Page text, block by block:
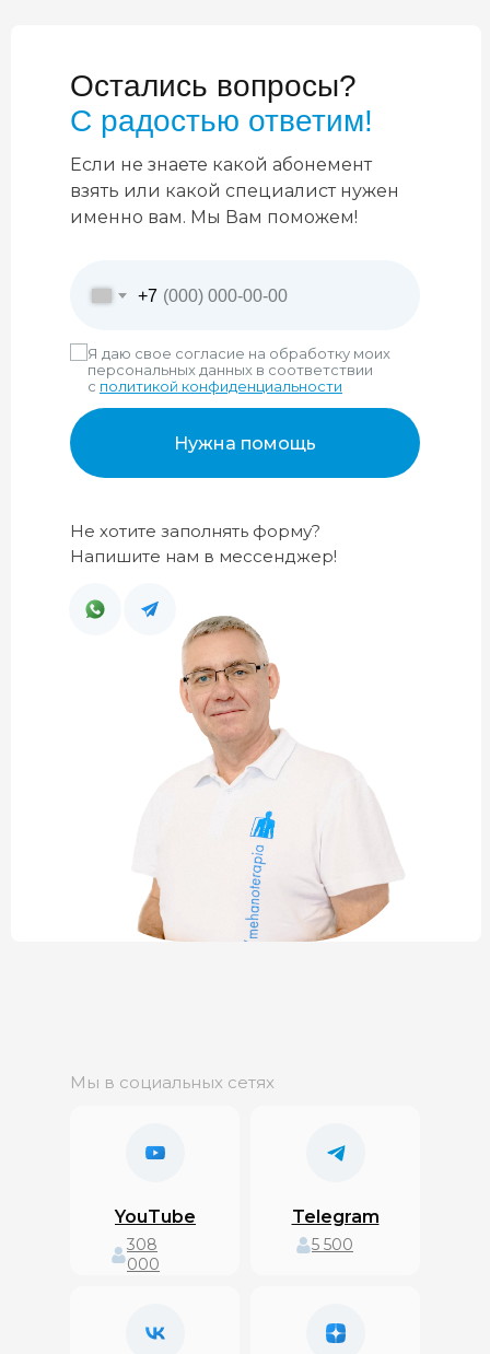
Остались вопросы?
С радостью ответим!
Если не знаете какой абонемент
взять или какой специалист нужен
именно вам. Мы Вам поможем!
Не хотите заполнять форму?
Напишите нам в мессенджер!
+7
Я даю свое согласие на обработку моих
персональных данных в соответствии
с политикой конфиденциальности
Нужна помощь
YouTube
Мы в социальных сетях
308
000
Telegram
5 500